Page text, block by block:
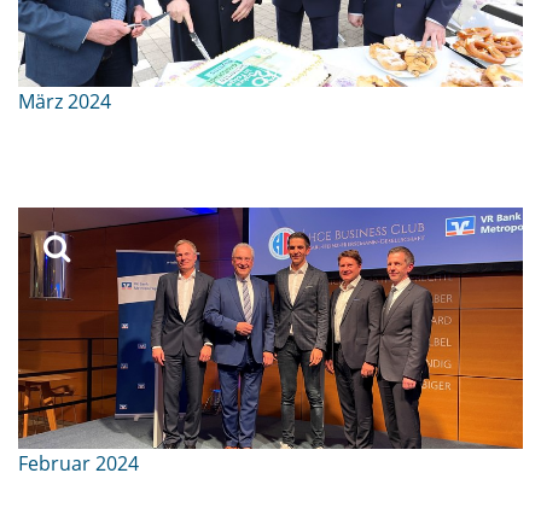
März 2024
Februar 2024